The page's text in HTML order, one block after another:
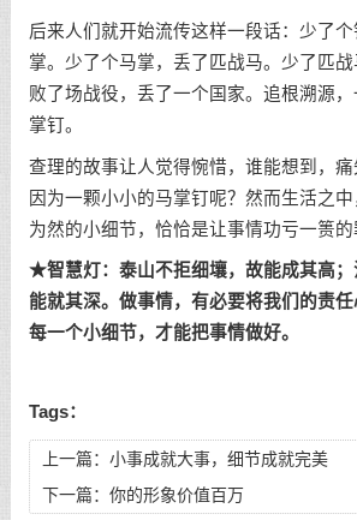
后来人们就开始流传这样一段话：少了
掌。少了个马掌，丢了匹战马。少了匹战
败了场战役，丢了一个国家。追根溯源
掌钉。
查理的故事让人觉得惋惜，谁能想到，
因为一颗小小的马掌钉呢？然而生活之
为然的小细节，恰恰是让事情功亏一篑的
★智慧灯：泰山不拒细壤，故能成其高
能就其深。做事情，有必要将我们的责
每一个小细节，才能把事情做好。
Tags：
上一篇： 小事成就大事，细节成就完美
下一篇： 你的形象价值百万